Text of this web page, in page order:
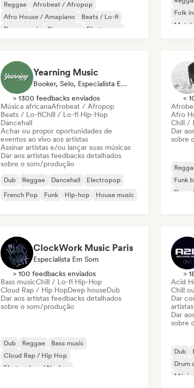
Reggae
Afrobeat / Afropop
Afro House / Amapiano
Beats / Lo-fi
Dance music
Dance pop
Electropop
Folk
Metal
Yearning Music
Booker, Selo, Especialista Em Som
> 1300 feedbacks enviados
Música africanaAfrobeat / Afropop
Beats / Lo-fiChill / Lo-fi Hip-Hop
Dancehall
Achar ou propor oportunidades de
eventos ao vivo aos artistas
Assinar artistas e/ou lançar suas músicas
Dar aos artistas feedbacks detalhados
sobre o som/produção
Dub Reggae Dancehall
Electropop
French Pop
Funk Hip-hop House music
<
Afro
Chill /
Dar
sobre
Funk
ClockWork Music Paris
Especialista Em Som
> 100 feedbacks enviados
Bass musicChill / Lo-fi Hip-Hop
Cloud Rap / Hip HopDeep houseDub
Dar aos artistas feedbacks detalhados
sobre o som/produção
Dub Reggae
Bass music
Cloud Rap / Hip Hop
Electro Jazz / Nu Jazz
>
Acid
Chill
Dar
artistas
Dar
sobre
Dub
Drum